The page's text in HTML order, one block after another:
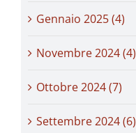
Gennaio 2025 (4)
Novembre 2024 (4)
Ottobre 2024 (7)
Settembre 2024 (6)